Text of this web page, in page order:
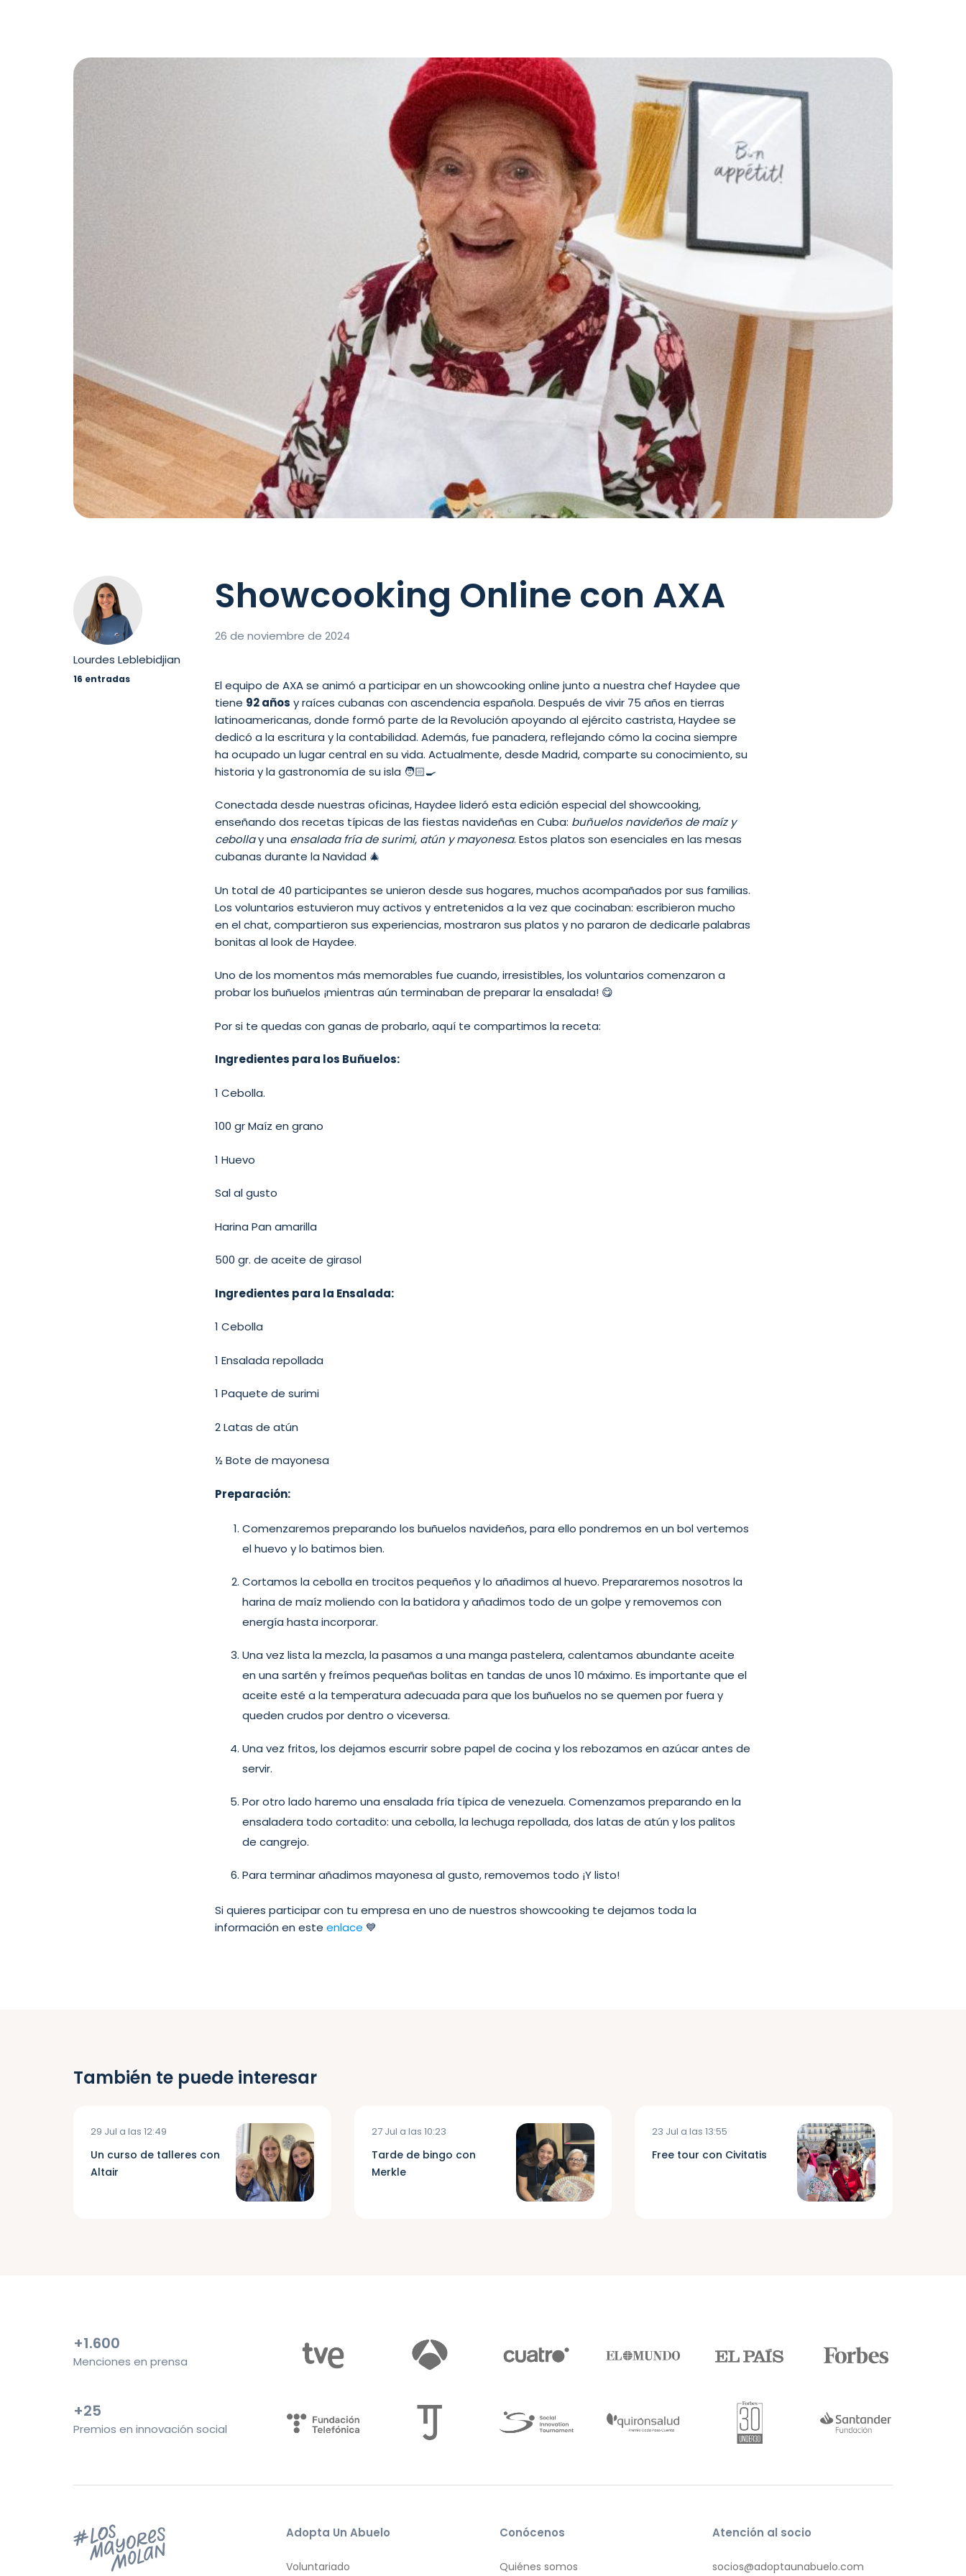
Lourdes Leblebidjian
16 entradas
Showcooking Online con AXA
26 de noviembre de 2024
El equipo de AXA se animó a participar en un showcooking online junto a nuestra chef Haydee que
tiene 92 años y raíces cubanas con ascendencia española. Después de vivir 75 años en tierras
latinoamericanas, donde formó parte de la Revolución apoyando al ejército castrista, Haydee se
dedicó a la escritura y la contabilidad. Además, fue panadera, reflejando cómo la cocina siempre
ha ocupado un lugar central en su vida. Actualmente, desde Madrid, comparte su conocimiento, su
historia y la gastronomía de su isla 🧑🏻‍🍳
Conectada desde nuestras oficinas, Haydee lideró esta edición especial del showcooking,
enseñando dos recetas típicas de las fiestas navideñas en Cuba: buñuelos navideños de maíz y
cebollay una ensalada fría de surimi, atún y mayonesa. Estos platos son esenciales en las mesas
cubanas durante la Navidad 🎄
Un total de 40 participantes se unieron desde sus hogares, muchos acompañados por sus familias.
Los voluntarios estuvieron muy activos y entretenidos a la vez que cocinaban: escribieron mucho
en el chat, compartieron sus experiencias, mostraron sus platos y no pararon de dedicarle palabras
bonitas al look de Haydee.
Uno de los momentos más memorables fue cuando, irresistibles, los voluntarios comenzaron a
probar los buñuelos ¡mientras aún terminaban de preparar la ensalada! 😋
Por si te quedas con ganas de probarlo, aquí te compartimos la receta:
Ingredientes para los Buñuelos:
1 Cebolla.
100 gr Maíz en grano
1 Huevo
Sal al gusto
Harina Pan amarilla
500 gr. de aceite de girasol
Ingredientes para la Ensalada:
1 Cebolla
1 Ensalada repollada
1 Paquete de surimi
2 Latas de atún
½ Bote de mayonesa
Preparación:
Comenzaremos preparando los buñuelos navideños, para ello pondremos en un bol vertemos
el huevo y lo batimos bien.
Cortamos la cebolla en trocitos pequeños y lo añadimos al huevo. Prepararemos nosotros la
harina de maíz moliendo con la batidora y añadimos todo de un golpe y removemos con
energía hasta incorporar.
Una vez lista la mezcla, la pasamos a una manga pastelera, calentamos abundante aceite
en una sartén y freímos pequeñas bolitas en tandas de unos 10 máximo. Es importante que el
aceite esté a la temperatura adecuada para que los buñuelos no se quemen por fuera y
queden crudos por dentro o viceversa.
Una vez fritos, los dejamos escurrir sobre papel de cocina y los rebozamos en azúcar antes de
servir.
Por otro lado haremo una ensalada fría típica de venezuela. Comenzamos preparando en la
ensaladera todo cortadito: una cebolla, la lechuga repollada, dos latas de atún y los palitos
de cangrejo.
Para terminar añadimos mayonesa al gusto, removemos todo ¡Y listo!
Si quieres participar con tu empresa en uno de nuestros showcooking te dejamos toda la
información en esteenlace 💙
También te puede interesar
29 Jul a las 12:49
Un curso de talleres con
Altair
27 Jul a las 10:23
Tarde de bingo con
Merkle
23 Jul a las 13:55
Free tour con Civitatis
+1.600
Menciones en prensa
+25
Premios en innovación social
Adopta Un Abuelo
Voluntariado
Conócenos
Quiénes somos
Atención al socio
socios@adoptaunabuelo.com